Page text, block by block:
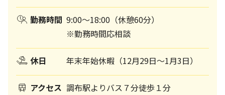
勤務時間 9:00～18:00（休憩60分）
※勤務時間応相談
休日 年末年始休暇（12月29日～1月3日）
アクセス 調布駅よりバス７分徒歩１分